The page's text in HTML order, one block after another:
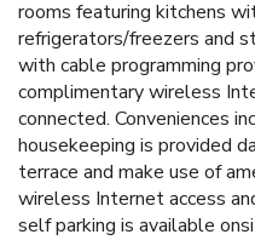
rooms featuring kitchens
refrigerators/freezers and
with cable programming
complimentary wireless
connected. Conveniences
housekeeping is provided
terrace and make use of
wireless Internet access
self parking is available